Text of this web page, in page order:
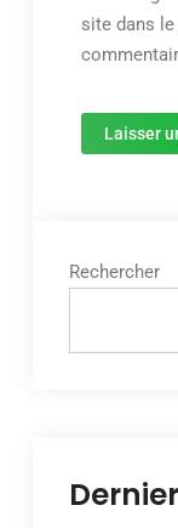
site dans
Rechercher